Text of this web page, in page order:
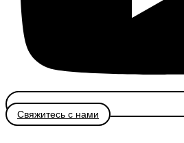
Свяжитесь с нами